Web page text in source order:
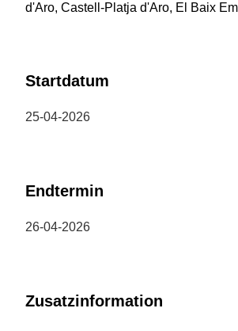
d'Aro, Castell-Platja d'Aro, El Baix
Startdatum
25-04-2026
Endtermin
26-04-2026
Zusatzinformation